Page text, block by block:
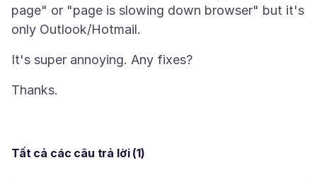
page" or "page is slowing down browser" but it's
Tất cả các câu trả lời (1)